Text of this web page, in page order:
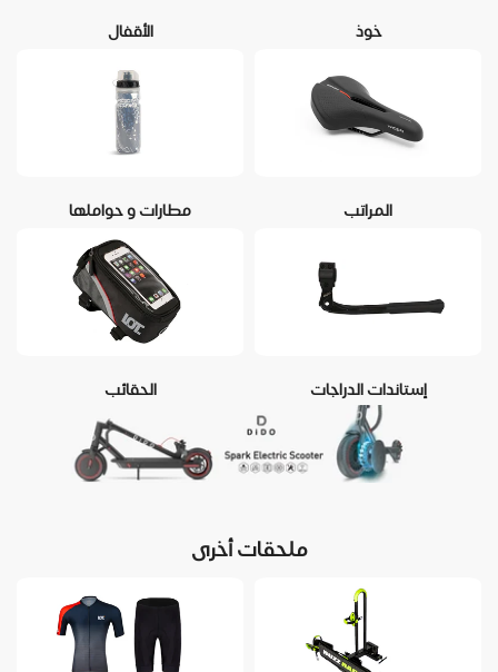
خوذ الأقفال
المراتب مطارات و حواملها
إستاندات الدراجات الحقائب
ملحقات أخرى